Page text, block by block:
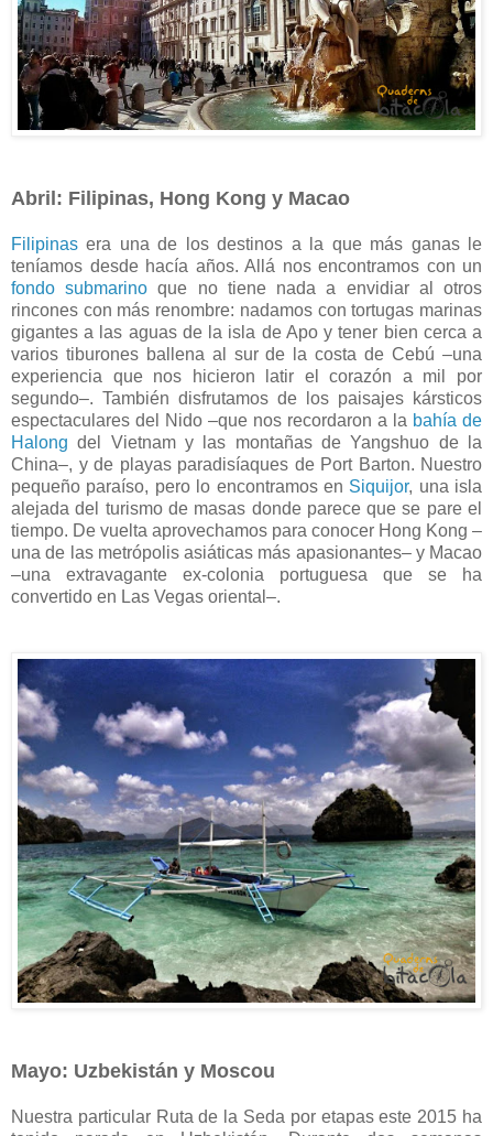
Abril: Filipinas, Hong Kong y Macao
Filipinas era una de los destinos a la que más ganas le
teníamos desde hacía años. Allá nos encontramos con un
fondo submarino que no tiene nada a envidiar al otros
rincones con más renombre: nadamos con tortugas marinas
gigantes a las aguas de la isla de Apo y tener bien cerca a
varios tiburones ballena al sur de la costa de Cebú –una
experiencia que nos hicieron latir el corazón a mil por
segundo–. También disfrutamos de los paisajes kársticos
espectaculares del Nido –que nos recordaron a la bahía de
Halong del Vietnam y las montañas de Yangshuo de la
China–, y de playas paradisíaques de Port Barton. Nuestro
pequeño paraíso, pero lo encontramos en Siquijor, una isla
alejada del turismo de masas donde parece que se pare el
tiempo. De vuelta aprovechamos para conocer Hong Kong –
una de las metrópolis asiáticas más apasionantes– y Macao
–una extravagante ex-colonia portuguesa que se ha
convertido en Las Vegas oriental–.
Mayo: Uzbekistán y Moscou
Nuestra particular Ruta de la Seda por etapas este 2015 ha